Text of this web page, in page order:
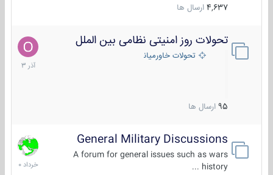
4,637 ارسال ها
تحولات روز امنیتی نظامی بین الملل
تحولات خاورمیانه
95 ارسال ها
21
آذر
1403
General Military Discussions
A forum for general issues such as wars
history ...
10
خرداد
1400